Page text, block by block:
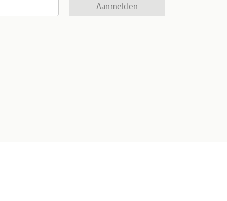
Aanmelden